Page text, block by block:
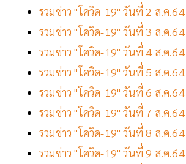
รวมข่าว "โควิด-19" วันที่ 2 ส.ค.64
รวมข่าว "โควิด-19" วันที่ 3 ส.ค.64
รวมข่าว "โควิด-19" วันที่ 4 ส.ค.64
รวมข่าว "โควิด-19" วันที่ 5 ส.ค.64
รวมข่าว "โควิด-19" วันที่ 6 ส.ค.64
รวมข่าว "โควิด-19" วันที่ 7 ส.ค.64
รวมข่าว "โควิด-19" วันที่ 8 ส.ค.64
รวมข่าว "โควิด-19" วันที่ 9 ส.ค.64